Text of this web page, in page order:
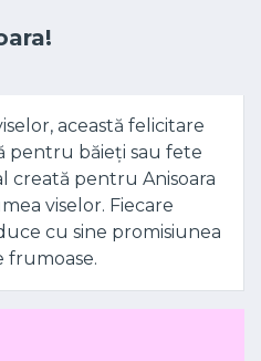
această felicitare
pentru băieți sau fete
creată pentru Anisoara
viselor. Fiecare
cu sine promisiunea
frumoase.